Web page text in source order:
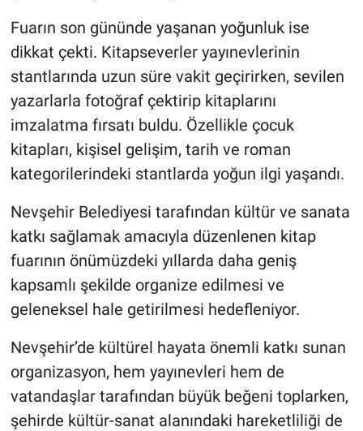
Fuarın son gününde yaşanan yoğunluk ise
dikkat çekti. Kitapseverler yayınevlerinin
stantlarında uzun süre vakit geçirirken, sevilen
yazarlarla fotoğraf çektirip kitaplarını
imzalatma fırsatı buldu. Özellikle çocuk
kitapları, kişisel gelişim, tarih ve roman
kategorilerindeki stantlarda yoğun ilgi yaşandı.
Nevşehir Belediyesi tarafından kültür ve sanata
katkı sağlamak amacıyla düzenlenen kitap
fuarının önümüzdeki yıllarda daha geniş
kapsamlı şekilde organize edilmesi ve
geleneksel hale getirilmesi hedefleniyor.
Nevşehir’de kültürel hayata önemli katkı sunan
organizasyon, hem yayınevleri hem de
vatandaşlar tarafından büyük beğeni toplarken,
şehirde kültür-sanat alanındaki hareketliliği de